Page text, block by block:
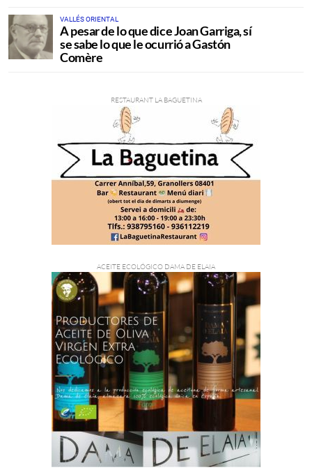
VALLÉS ORIENTAL
A pesar de lo que dice Joan Garriga, sí
se sabe lo que le ocurrió a Gastón
Comère